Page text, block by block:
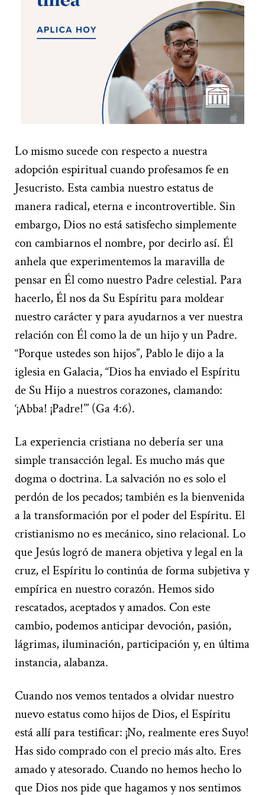
Lo mismo sucede con respecto a nuestra
adopción espiritual cuando profesamos fe en
Jesucristo. Esta cambia nuestro estatus de
manera radical, eterna e incontrovertible. Sin
embargo, Dios no está satisfecho simplemente
con cambiarnos el nombre, por decirlo así. Él
anhela que experimentemos la maravilla de
pensar en Él como nuestro Padre celestial. Para
hacerlo, Él nos da Su Espíritu para moldear
nuestro carácter y para ayudarnos a ver nuestra
relación con Él como la de un hijo y un Padre.
“Porque ustedes son hijos”, Pablo le dijo a la
iglesia en Galacia, “Dios ha enviado el Espíritu
de Su Hijo a nuestros corazones, clamando:
‘¡Abba! ¡Padre!’” (Ga 4:6).
La experiencia cristiana no debería ser una
simple transacción legal. Es mucho más que
dogma o doctrina. La salvación no es solo el
perdón de los pecados; también es la bienvenida
a la transformación por el poder del Espíritu. El
cristianismo no es mecánico, sino relacional. Lo
que Jesús logró de manera objetiva y legal en la
cruz, el Espíritu lo continúa de forma subjetiva y
empírica en nuestro corazón. Hemos sido
rescatados, aceptados y amados. Con este
cambio, podemos anticipar devoción, pasión,
lágrimas, iluminación, participación y, en última
instancia, alabanza.
Cuando nos vemos tentados a olvidar nuestro
nuevo estatus como hijos de Dios, el Espíritu
está allí para testificar: ¡No, realmente eres Suyo!
Has sido comprado con el precio más alto. Eres
amado y atesorado. Cuando no hemos hecho lo
que Dios nos pide que hagamos y nos sentimos